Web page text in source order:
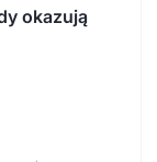
okazują